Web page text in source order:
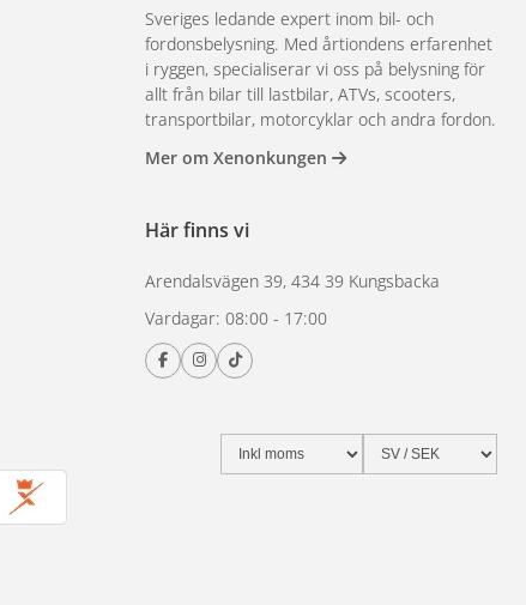
Sveriges ledande expert inom bil- och
fordonsbelysning. Med årtiondens erfarenhet
i ryggen, specialiserar vi oss på belysning för
allt från bilar till lastbilar, ATVs, scooters,
transportbilar, motorcyklar och andra fordon.
Mer om Xenonkungen
Här finns vi
Arendalsvägen 39, 434 39 Kungsbacka
Vardagar: 08:00 - 17:00